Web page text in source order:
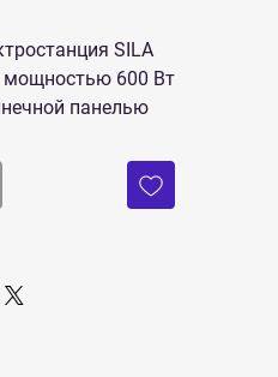
SILA
мощностью 600 Вт
панелью
Вт*ч - это
220 В, что
к ней